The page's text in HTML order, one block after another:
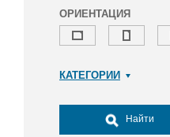
ОРИЕНТАЦИЯ
КАТЕГОРИИ
Досуг, туризм и отдых
Найти